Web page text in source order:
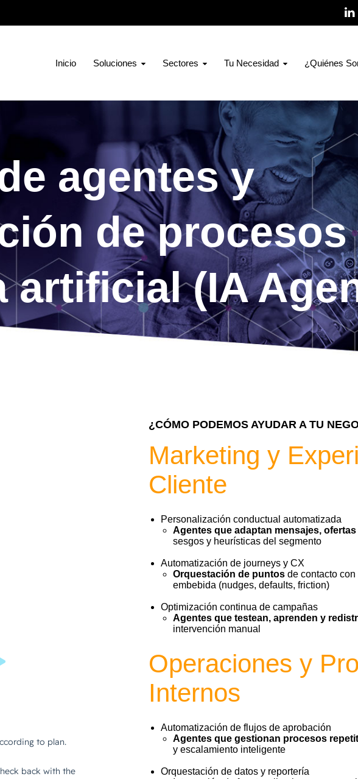
Inicio Soluciones Sectores Tu Necesidad ¿Quiénes
agentes y
de
artificial (IA
¿CÓMO PODEMOS AYUDAR A TU
Marketing y
Cliente
Personalización conductual automatizada
Agentes que adaptan mensajes,
sesgos y heurísticas del segmento
Automatización de journeys y CX
Orquestación de puntosde contacto con
embebida (nudges, defaults, friction)
Optimización continua de campañas
Agentes que testean, aprenden y
intervención manual
Operaciones y
Internos
Automatización de flujos de aprobación
Agentes que gestionan procesos
y escalamiento inteligente
Orquestación de datos y reportería